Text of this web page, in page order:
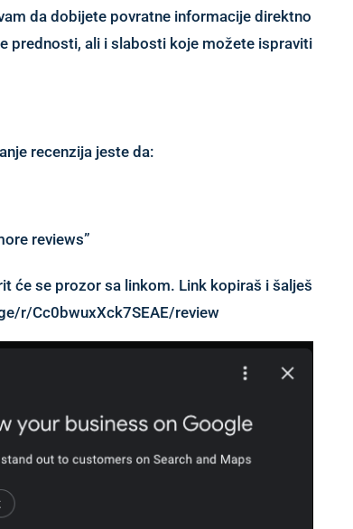
da dobijete povratne informacije direktno
prednosti, ali i slabosti koje možete ispraviti
recenzija jeste da:
reviews”
će se prozor sa linkom. Link kopiraš i šalješ
r/Cc0bwuxXck7SEAE/review